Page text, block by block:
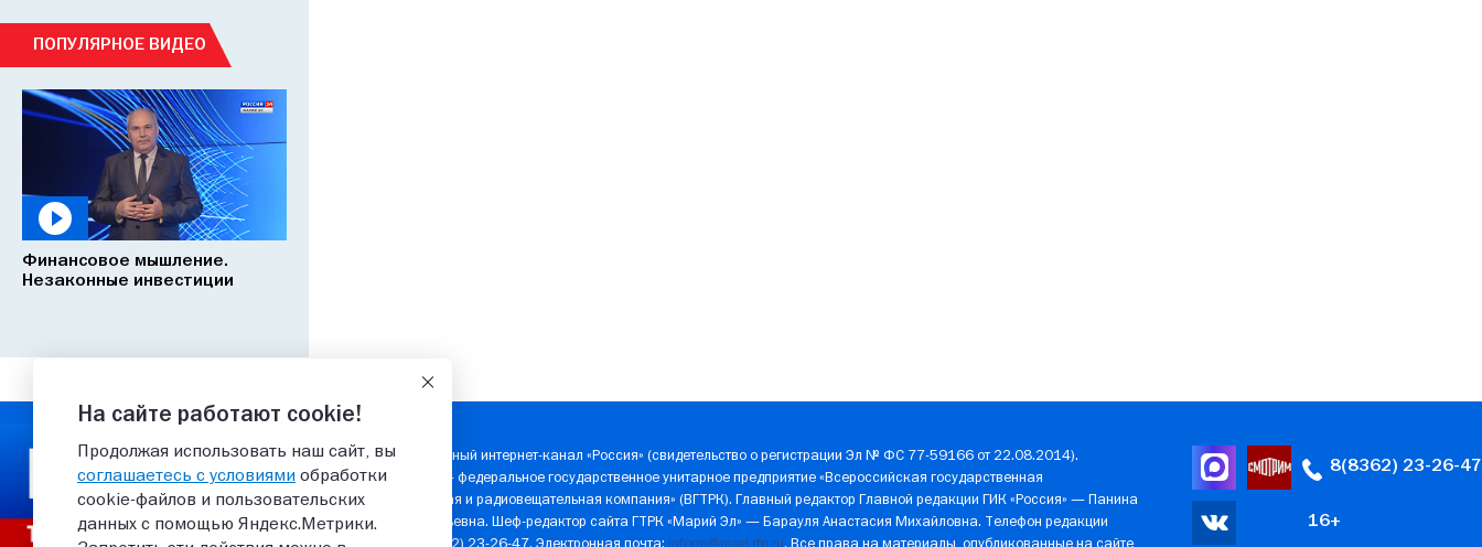
ПОПУЛЯРНОЕ ВИДЕО
Финансовое мышление.
Незаконные инвестиции
Государственный интернет-канал «Россия» (свидетельство о регистрации Эл № ФС 77-59166 от 22.08.2014).
Учредитель — федеральное государственное унитарное предприятие «Всероссийская государственная
телевизионная и радиовещательная компания» (ВГТРК). Главный редактор Главной редакции ГИК «Россия» — Панина
Елена Валерьевна. Шеф-редактор сайта ГТРК «Марий Эл» — Барауля Анастасия Михайловна. Телефон редакции
сайта: 8 (8362) 23-26-47. Электронная почта: inform@mari.rfn.ru. Все права на материалы, опубликованные на сайте,
8(8362) 23-26-47
16+
На сайте работают cookie!
Продолжая использовать наш сайт, вы
соглашаетесь с условиями обработки
cookie‑файлов и пользовательских
данных с помощью Яндекс.Метрики.